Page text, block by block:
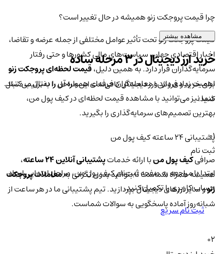
چرا قیمت پروجکت زنو همیشه در حال تغییر است؟
قیمت پروجکت زنو تحت تأثیر عوامل مختلفی از جمله عرضه و تقاضا،
اخبار اقتصادی جهان، سیاست‌های مالی کشورها و حتی رفتار
سرمایه‌گذاران قرار دارد. به همین دلیل،قیمت لحظه‌ای پروجکت زنو
اهمیت زیادی دارد و معامله‌گران حرفه‌ای همواره آن را دنبال می‌کنند.
شما نیز می‌توانید با مشاهده قیمت لحظه‌ای در کیف پول من،
بهترین تصمیم‌های سرمایه‌گذاری را بگیرید.
پشتیبانی ۲۴ ساعته کیف پول من
صرافیکیف پول منبا ارائه خدماتپشتیبانی آنلاین ۲۴ ساعته
،
همیشه همراه شماست تا بتوانید بدون نگرانی بهمعاملات پروجکت
زنوو سایر ارزهای دیجیتال بپردازید. تیم پشتیبانی ما در هر ساعت از
شبانه‌روز آماده پاسخگویی به سوالات شماست.
مشاهده بیشتر
خرید ارز دیجیتال در 3 مرحله ساده
برای خرید و فروش ارز دیجیتال کافی‌ست این مراحل را به‌ترتیب دنبال
کنید:
01
ثبت نام
ابتدا با مراجعه به صفحه ثبت‌نام کیف‌ پول من، مراحل ابتدایی ایجاد
حساب کاربری را تکمیل کنید.
ثبت نام سریع
02